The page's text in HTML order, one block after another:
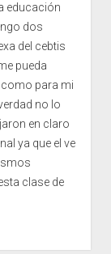
educación
dos
del cebtis
pueda
para mi
no lo
en claro
ya que el ve
clase de